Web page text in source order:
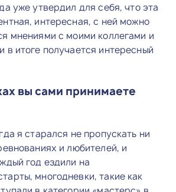
уже утвердил для себя, что эта
интересная, с ней можно
мнениями с моими коллегами и
в итоге получается интересный
вы сами принимаете
я старался не пропускать ни
и любителей, и
год ездили на
многодневки, такие как